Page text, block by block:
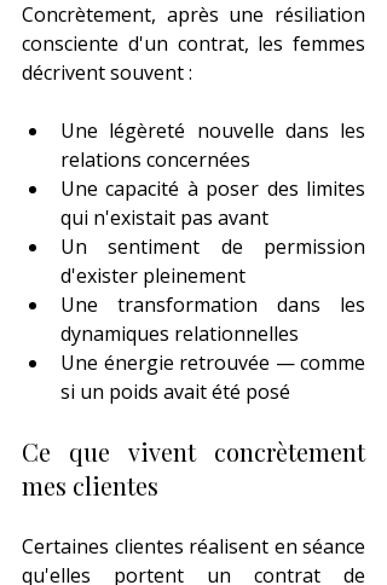
Concrètement, après une résiliation
consciente d'un contrat, les femmes
décrivent souvent :
Une légèreté nouvelle dans les
relations concernées
Une capacité à poser des limites
qui n'existait pas avant
Un sentiment de permission
d'exister pleinement
Une transformation dans les
dynamiques relationnelles
Une énergie retrouvée — comme
si un poids avait été posé
Ce que vivent concrètement
mes clientes
Certaines clientes réalisent en séance
qu'elles portent un contrat de